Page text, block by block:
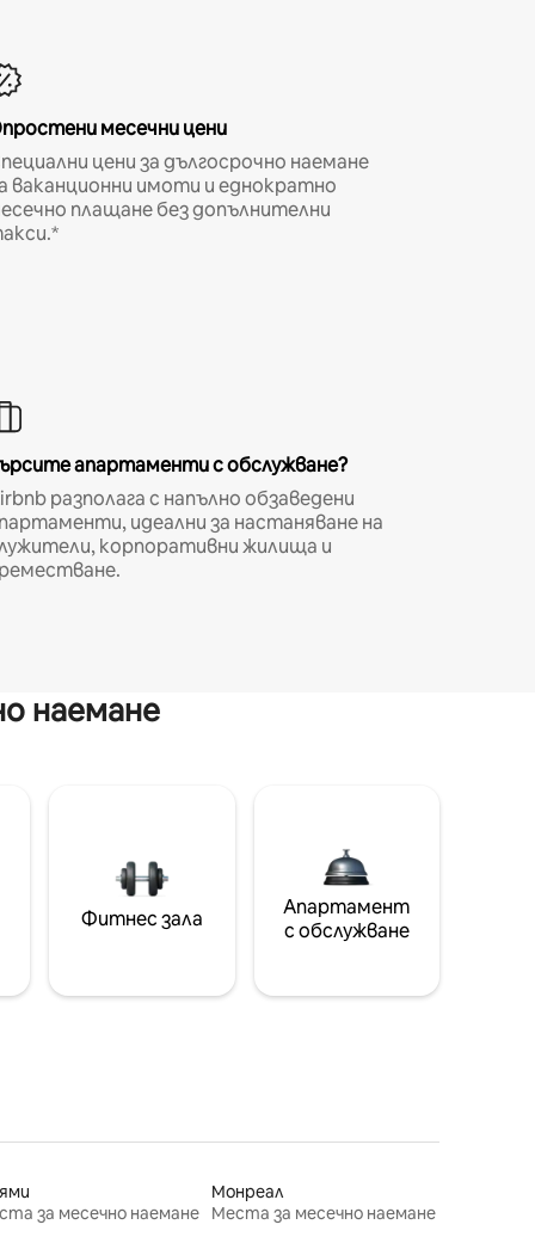
месечни цени
цени за дългосрочно наемане
ваканционни имоти и еднократно
плащане без допълнителни
апартаменти с обслужване?
разполага с напълно обзаведени
идеални за настаняване на
корпоративни жилища и
наемане
Фитнес зала
Апартамент
с обслужване
за месечно наемане
Монреал
Места за месечно наемане